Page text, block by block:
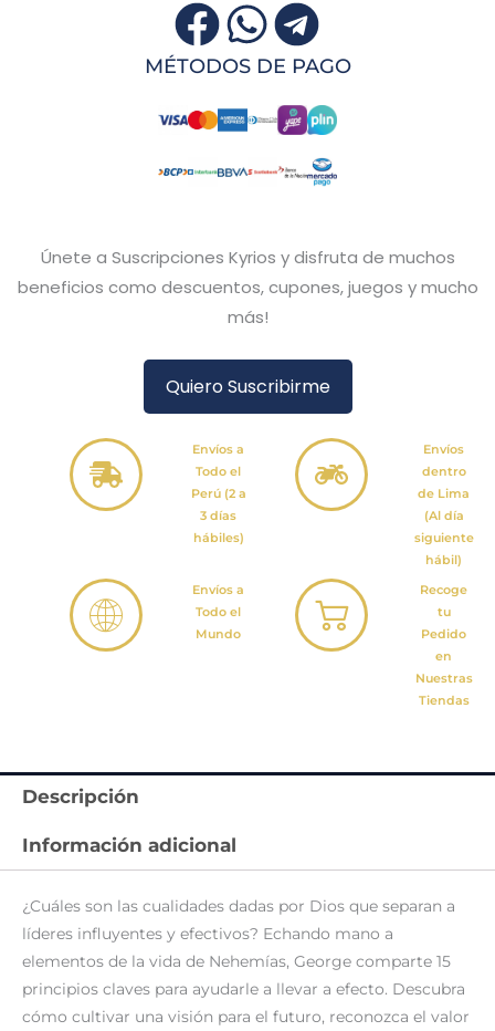
MÉTODOS DE PAGO
Únete a Suscripciones Kyrios y disfruta de muchos
beneficios como descuentos, cupones, juegos y mucho
más!
Quiero Suscribirme
Envíos a
Todo el
Perú (2 a
3 días
hábiles)
Envíos
dentro
de Lima
(Al día
siguiente
hábil)
Envíos a
Todo el
Mundo
Recoge
tu
Pedido
en
Nuestras
Tiendas
Descripción
Información adicional
¿Cuáles son las cualidades dadas por Dios que separan a
líderes influyentes y efectivos? Echando mano a
elementos de la vida de Nehemías, George comparte 15
principios claves para ayudarle a llevar a efecto. Descubra
cómo cultivar una visión para el futuro, reconozca el valor